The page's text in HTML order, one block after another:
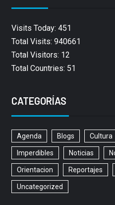
Visits Today: 451
Total Visits: 940661
Total Visitors: 12
Total Countries: 51
CATEGORÍAS
Agenda Blogs Cultura
Imperdibles Noticias
Orientacion Reportajes
Uncategorized